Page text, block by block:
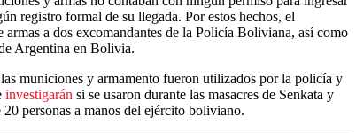
registro formal de su llegada. Por estos hechos, el
armas a dos excomandantes de la Policía Boliviana, así como
Argentina en Bolivia.
municiones y armamento fueron utilizados por la policía y
investigarán si se usaron durante las masacres de Senkata y
personas a manos del ejército boliviano.